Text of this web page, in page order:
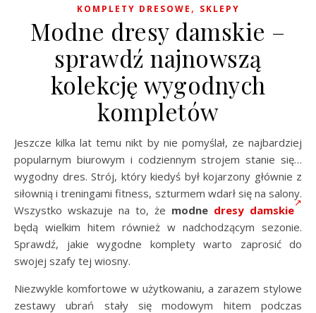
KOMPLETY DRESOWE , SKLEPY
Modne dresy damskie –
sprawdź najnowszą
kolekcję wygodnych
kompletów
Jeszcze kilka lat temu nikt by nie pomyślał, ze najbardziej
popularnym biurowym i codziennym strojem stanie się…
wygodny dres. Strój, który kiedyś był kojarzony głównie z
siłownią i treningami fitness, szturmem wdarł się na salony.
Wszystko wskazuje na to, że modne dresy damskie
będą wielkim hitem również w nadchodzącym sezonie.
Sprawdź, jakie wygodne komplety warto zaprosić do
swojej szafy tej wiosny.
Niezwykle komfortowe w użytkowaniu, a zarazem stylowe
zestawy ubrań stały się modowym hitem podczas